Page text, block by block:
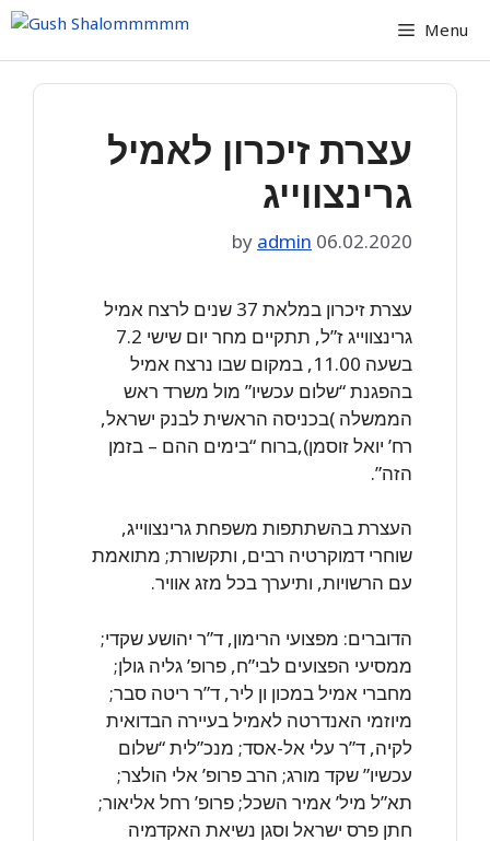
Skip
content
Menu
עצרת זיכרון לאמיל
גרינצווייג
06.02.2020
by admin
עצרת זיכרון במלאת 37 שנים לרצח אמיל
גרינצווייג ז”ל, תתקיים מחר יום שישי 7.2
בשעה 11.00, במקום שבו נרצח אמיל
בהפגנת “שלום עכשיו” מול משרד ראש
הממשלה )בכניסה הראשית לבנק ישראל,
רח’ יואל זוסמן),ברוח “בימים ההם – בזמן
הזה”.
העצרת בהשתתפות משפחת גרינצווייג,
שוחרי דמוקרטיה רבים, ותקשורת; מתואמת
עם הרשויות, ותיערך בכל מזג אוויר.
הדוברים: מפצועי הרימון, ד”ר יהושע שקדי;
ממסיעי הפצועים לבי”ח, פרופ’ גליה גולן;
מחברי אמיל במכון ון ליר, ד”ר ריטה סבר;
מיוזמי האנדרטה לאמיל בעיירה הבדואית
לקיה, ד”ר עלי אל-אסד; מנכ”לית “שלום
עכשיו” שקד מורג; הרב פרופ’ אלי הולצר;
תא”ל מיל’ אמיר השכל; פרופ’ רחל אליאור;
חתן פרס ישראל וסגן נשיאת האקדמיה